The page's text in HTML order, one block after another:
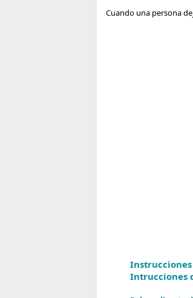
Cuando una persona
Instrucciones
Intrucciones